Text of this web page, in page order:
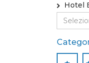
Hotel